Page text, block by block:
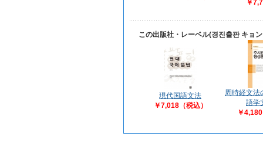
￥
この出版社・レーベル(경진출판 キョ
現代国語文法
￥7,018（税込）
周時経文
語学
￥